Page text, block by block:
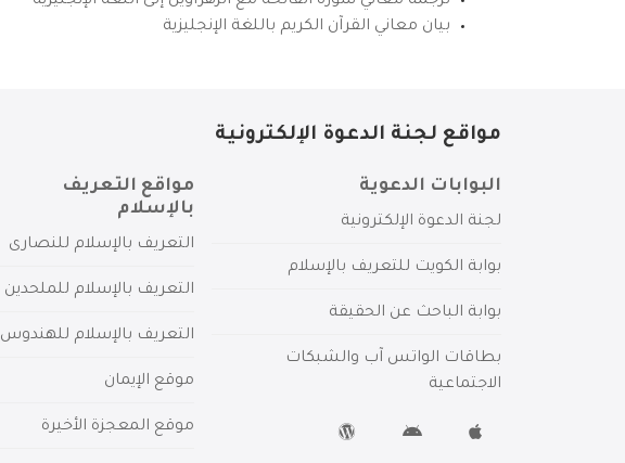
بيان معاني القرآن الكريم باللغة الإنجليزية
مواقع لجنة الدعوة الإلكترونية
البوابات الدعوية
لجنة الدعوة الإلكترونية
بوابة الكويت للتعريف بالإسلام
بوابة الباحث عن الحقيقة
بطاقات الواتس آب والشبكات
الاجتماعية
مواقع التعريف
بالإسلام
التعريف بالإسلام للنصارى
التعريف بالإسلام للملحدين
التعريف بالإسلام للهندوس
موقع الإيمان
موقع المعجزة الأخيرة